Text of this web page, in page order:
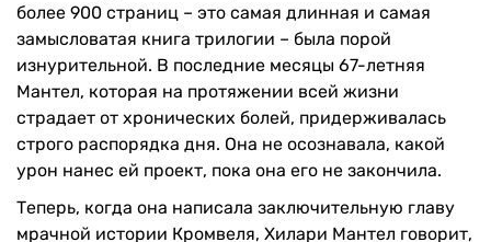
более 900 страниц – это самая длинная и самая
замысловатая книга трилогии – была порой
изнурительной. В последние месяцы 67-летняя
Мантел, которая на протяжении всей жизни
страдает от хронических болей, придерживалась
строго распорядка дня. Она не осознавала, какой
урон нанес ей проект, пока она его не закончила.
Теперь, когда она написала заключительную главу
мрачной истории Кромвеля, Хилари Мантел говорит,